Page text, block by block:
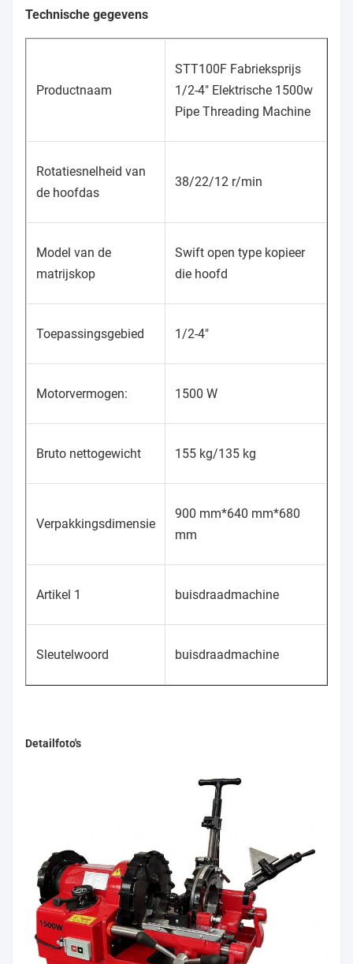
Technische gegevens
Productnaam
STT100F Fabrieksprijs
1/2-4" Elektrische 1500w
Pipe Threading Machine
Rotatiesnelheid van
de hoofdas
38/22/12 r/min
Model van de
matrijskop
Swift open type kopieer
die hoofd
Toepassingsgebied 1/2-4"
Motorvermogen: 1500 W
Bruto nettogewicht 155 kg/135 kg
Verpakkingsdimensie
900 mm*640 mm*680
mm
Artikel 1 buisdraadmachine
Sleutelwoord buisdraadmachine
Detailfoto's